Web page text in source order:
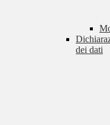
dei dati